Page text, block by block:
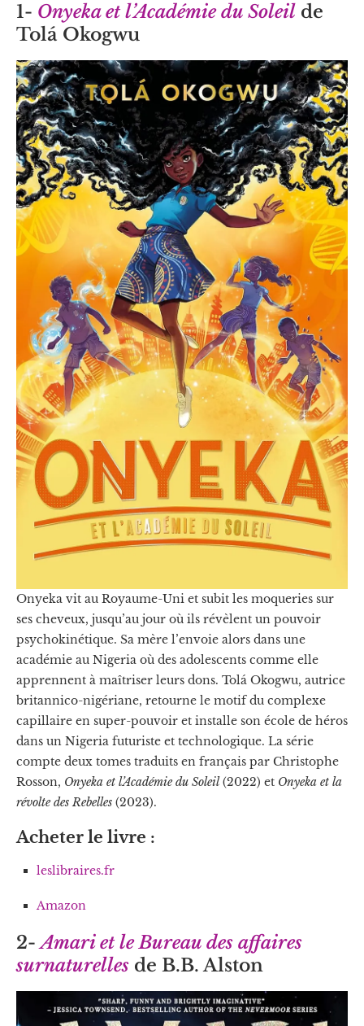
1- Onyeka et l’Académie du Soleil de
Tolá Okogwu
Onyeka vit au Royaume-Uni et subit les moqueries sur
ses cheveux, jusqu’au jour où ils révèlent un pouvoir
psychokinétique. Sa mère l’envoie alors dans une
académie au Nigeria où des adolescents comme elle
apprennent à maîtriser leurs dons. Tolá Okogwu, autrice
britannico-nigériane, retourne le motif du complexe
capillaire en super-pouvoir et installe son école de héros
dans un Nigeria futuriste et technologique. La série
compte deux tomes traduits en français par Christophe
Rosson, Onyeka et l’Académie du Soleil(2022) et Onyeka et la
révolte des Rebelles (2023).
Acheter le livre :
leslibraires.fr
Amazon
2-Amari et le Bureau des affaires
surnaturelles de B.B. Alston